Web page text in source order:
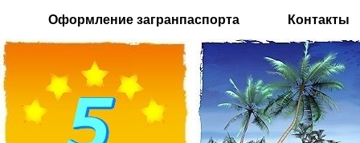
Оформление загранпаспорта Контакты